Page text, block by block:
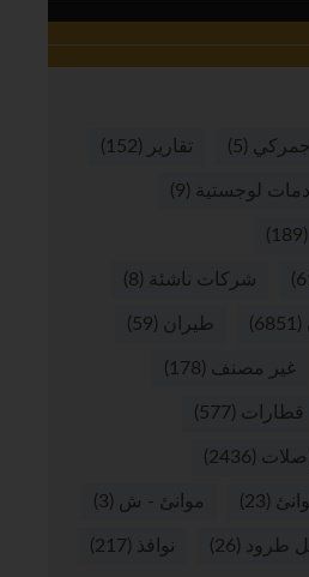
(5) تقارير (152)
لوجستية (9)
(189)
شركات ناشئة (8)
(6851) طيران (59)
غير مصنف (178)
قطارات (577)
(2436)
(23) موانئ - ش (3)
طرود (26) نوافذ (217)